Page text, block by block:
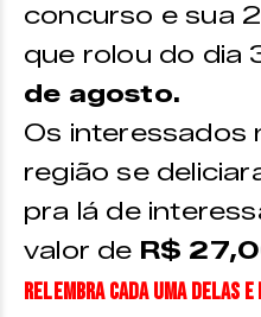
concurso e sua
que rolou do dia
de agosto.
Os interessados
região se
pra lá de
valor de R$
relembra cada uma delas